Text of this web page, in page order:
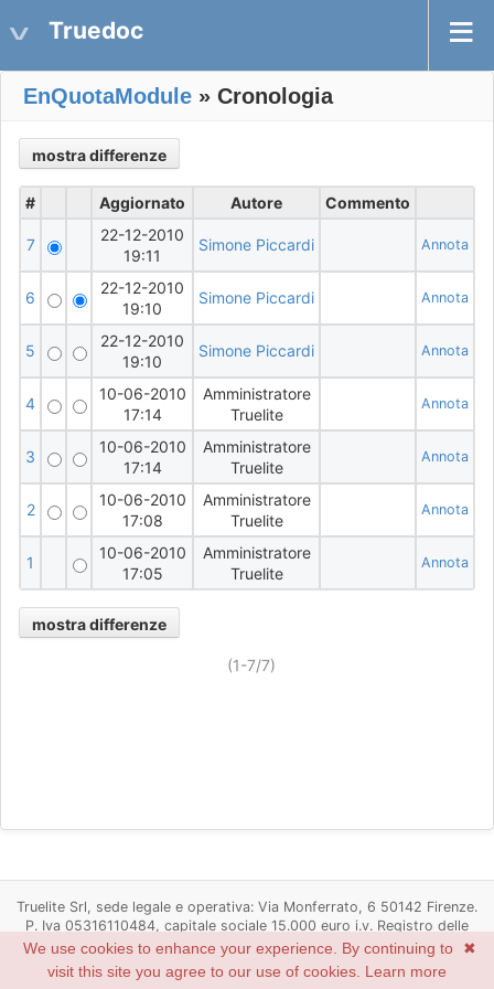
Truedoc
EnQuotaModule » Cronologia
# Aggiornato Autore Commento
7
22-12-2010
19:11
Simone Piccardi Annota
6
22-12-2010
19:10
Simone Piccardi Annota
5
22-12-2010
19:10
Simone Piccardi Annota
4
10-06-2010
17:14
Amministratore
Truelite
Annota
3
10-06-2010
17:14
Amministratore
Truelite
Annota
2
10-06-2010
17:08
Amministratore
Truelite
Annota
1
10-06-2010
17:05
Amministratore
Truelite
Annota
(1-7/7)
Truelite Srl, sede legale e operativa: Via Monferrato, 6 50142 Firenze.
P. Iva 05316110484, capitale sociale 15.000 euro i.v. Registro delle
imprese di Firenze n. 05316110484, R.E.A. Firenze n. 537498
Powered by
© 2006-2022 Jean-Philippe Lang
✖
We use cookies to enhance your experience. By continuing to
visit this site you agree to our use of cookies. Learn more